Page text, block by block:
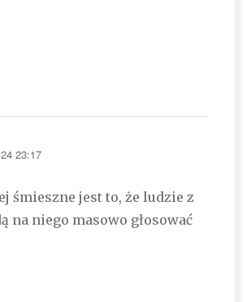
23:17
śmieszne jest to, że ludzie z
na niego masowo głosować